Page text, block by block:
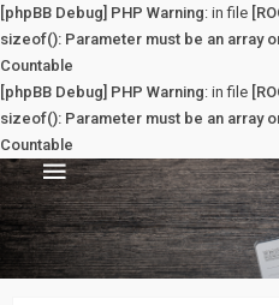
[phpBB Debug] PHP Warning: in file
sizeof(): Parameter must be an array
Countable
[phpBB Debug] PHP Warning: in file
sizeof(): Parameter must be an array
Countable
Sala dos Professores